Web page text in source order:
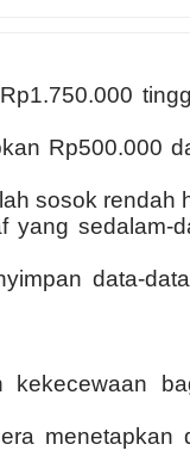
Rp500.000
sosok rendah
yang sedalam-
data-
kekecewaan
menetapkan